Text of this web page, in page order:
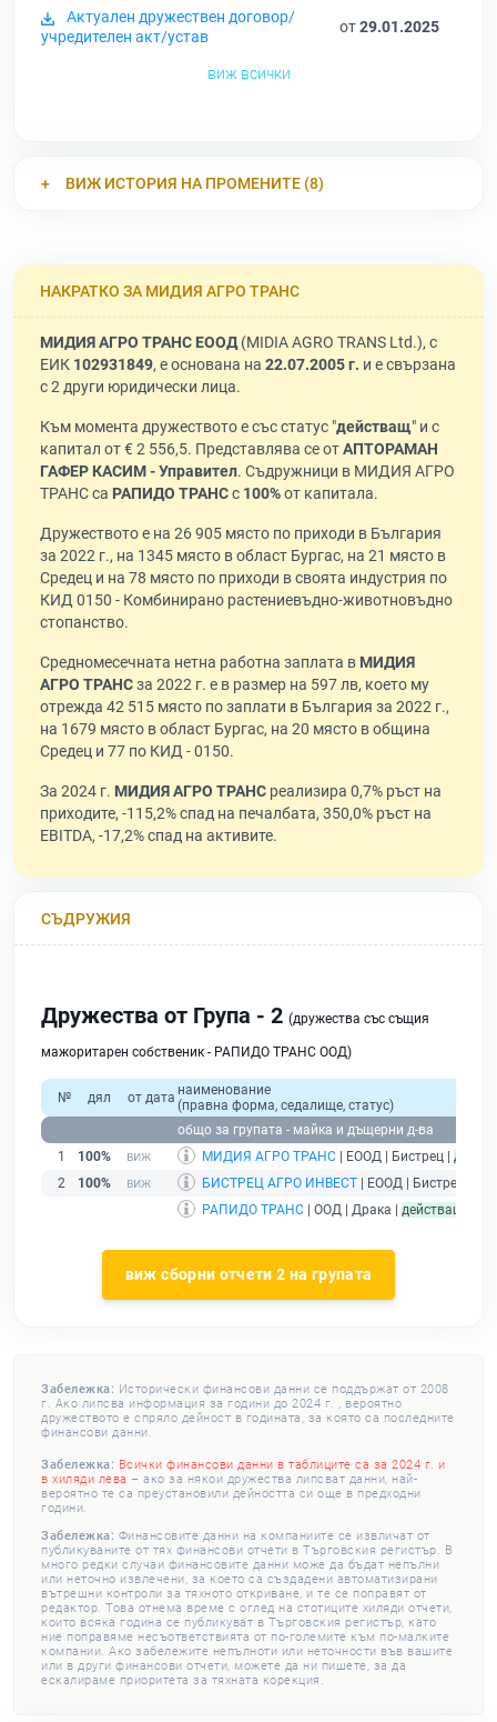
Актуален дружествен договор/
учредителен акт/устав
от29.01.2025
виж всички
ВИЖ ИСТОРИЯ НА ПРОМЕНИТЕ (8)
НАКРАТКО ЗА МИДИЯ АГРО ТРАНС
МИДИЯ АГРО ТРАНС ЕООД(MIDIA AGRO TRANS Ltd.), с
ЕИК 102931849, е основана на 22.07.2005 г. и е свързана
с 2 други юридически лица.
Към момента дружеството е със статус "действащ" и с
капитал от € 2 556,5. Представлява се отАПТОРАМАН
ГАФЕР КАСИМ - Управител. Съдружници в МИДИЯ АГРО
ТРАНС са РАПИДО ТРАНСс 100%от капитала.
Дружеството е на 26 905 място по приходи в България
за 2022 г., на 1345 място в област Бургас, на 21 място в
Средец и на 78 място по приходи в своята индустрия по
КИД 0150 - Комбинирано растениевъдно-животновъдно
стопанство.
Средномесечната нетна работна заплата в МИДИЯ
АГРО ТРАНСза 2022 г. е в размер на 597 лв, което му
отрежда 42 515 място по заплати в България за 2022 г.,
на 1679 място в област Бургас, на 20 място в община
Средец и 77 по КИД - 0150.
За 2024 г. МИДИЯ АГРО ТРАНС реализира 0,7% ръст на
приходите, -115,2% спад на печалбата, 350,0% ръст на
EBITDA, -17,2% спад на активите.
СЪДРУЖИЯ
Дружества от Група - 2 (дружества със същия
мажоритарен собственик - РАПИДО ТРАНС ООД)
№ дял от дата наименование
(правна форма, седалище, статус)
общо за групата - майка и дъщерни д-ва
1
100% МИДИЯ АГРО ТРАНС | ЕООД | Бистрец |
2
100% БИСТРЕЦ АГРО ИНВЕСТ | ЕООД | Бистрец |
РАПИДО ТРАНС | ООД | Драка | действащ
виж сборни отчети 2 на групата
Забележка: Исторически финансови данни се поддържат от 2008
г. Ако липсва информация за години до 2024 г. , вероятно
дружеството е спряло дейност в годината, за която са последните
финансови данни.
Забележка: Всички финансови данни в таблиците са за 2024 г. и
в хиляди лева – ако за някои дружества липсват данни, най-
вероятно те са преустановили дейността си още в предходни
години.
Забележка: Финансовите данни на компаниите се извличат от
публикуваните от тях финансови отчети в Търговския регистър. В
много редки случаи финансовите данни може да бъдат непълни
или неточно извлечени, за което са създадени автоматизирани
вътрешни контроли за тяхното откриване, и те се поправят от
редактор. Това отнема време с оглед на стотиците хиляди отчети,
които всяка година се публикуват в Търговския регистър, като
ние поправяме несъответствията от по-големите към по-малките
компании. Ако забележите непълноти или неточности във вашите
или в други финансови отчети, можете да ни пишете, за да
ескалираме приоритета за тяхната корекция.